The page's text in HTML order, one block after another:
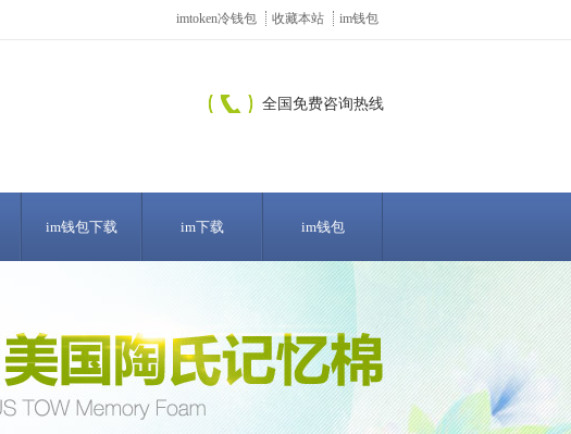
imtoken冷钱包 收藏本站 im钱包
全国免费咨询热线
im钱包下载 im下载 im钱包